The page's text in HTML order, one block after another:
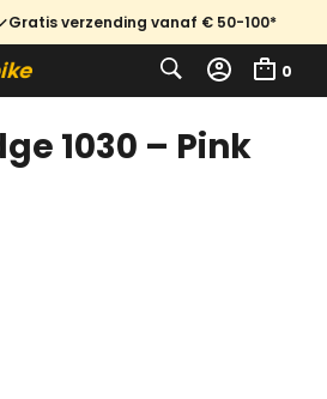
Gratis verzending vanaf € 50-100*
0
1030 – Pink